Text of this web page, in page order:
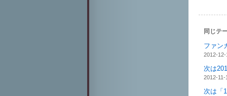
同じテ
ファン
2012-12-
次は
2012-11-
次は「